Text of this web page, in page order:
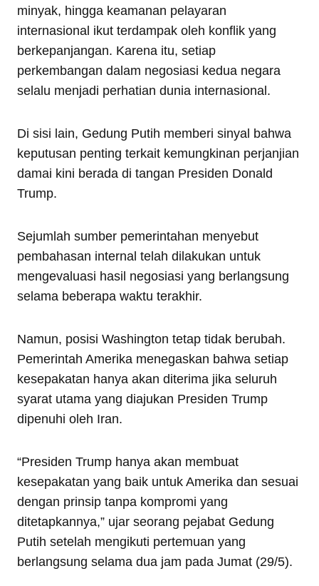
minyak, hingga keamanan pelayaran
internasional ikut terdampak oleh konflik yang
berkepanjangan. Karena itu, setiap
perkembangan dalam negosiasi kedua negara
selalu menjadi perhatian dunia internasional.
Di sisi lain, Gedung Putih memberi sinyal bahwa
keputusan penting terkait kemungkinan perjanjian
damai kini berada di tangan Presiden Donald
Trump.
Sejumlah sumber pemerintahan menyebut
pembahasan internal telah dilakukan untuk
mengevaluasi hasil negosiasi yang berlangsung
selama beberapa waktu terakhir.
Namun, posisi Washington tetap tidak berubah.
Pemerintah Amerika menegaskan bahwa setiap
kesepakatan hanya akan diterima jika seluruh
syarat utama yang diajukan Presiden Trump
dipenuhi oleh Iran.
“Presiden Trump hanya akan membuat
kesepakatan yang baik untuk Amerika dan sesuai
dengan prinsip tanpa kompromi yang
ditetapkannya,” ujar seorang pejabat Gedung
Putih setelah mengikuti pertemuan yang
berlangsung selama dua jam pada Jumat (29/5).